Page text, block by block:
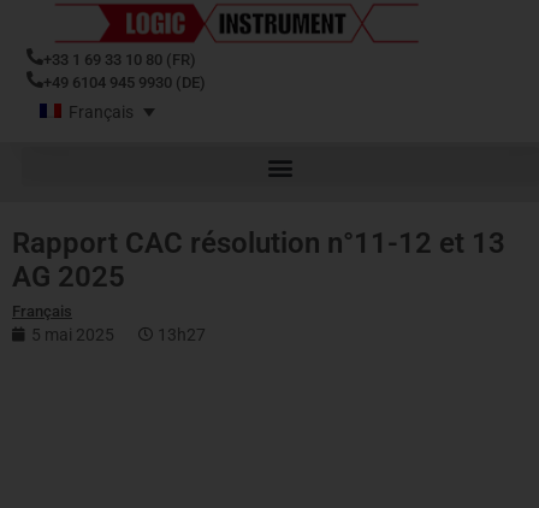
+33 1 69 33 10 80 (FR)
+49 6104 945 9930 (DE)
Français
Rapport CAC résolution n°11-12 et 13
AG 2025
Français
5 mai 2025 13h27